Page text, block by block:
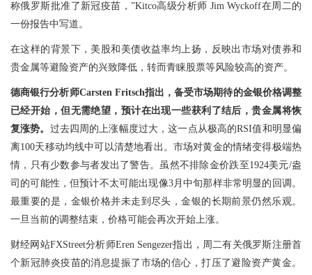
称俄罗斯批准了新冠疫苗，”Kitco高级分析师 Jim Wyckoff在周二的
一份报告中写道。
在这样的背景下，美股和美债收益率均上扬，反映出市场对债券和
贵金属等避险资产的兴致降低，转而青睐股票等风险较高的资产。
德商银行分析师Carsten Fritsch指出，备受市场期待的金银价格调整
已经开始，但无需绝望，预计在出现一些获利了结后，贵金属将恢
复涨势。 过去四周的上涨幅度过大，这一点从极高的RSI值和明显偏
离100天移动均线中可以清楚地看出。市场对黄金的情绪变得极端热
情，只有少数参与者发出了警告。虽然不排除金价跌至1924美元/盎
司的可能性，但预计不太可能出现像3月中旬那样非常明显的回调。
最重要的是，金银价格并未走到尽头，金银的长期前景仍然乐观。
一旦当前的调整结束，价格可能会再次开始上涨。
财经网站FXStreet分析师Eren Sengezer指出，周二有关俄罗斯注册首
个新冠肺炎疫苗的消息提振了市场的信心，打压了避险资产黄金。